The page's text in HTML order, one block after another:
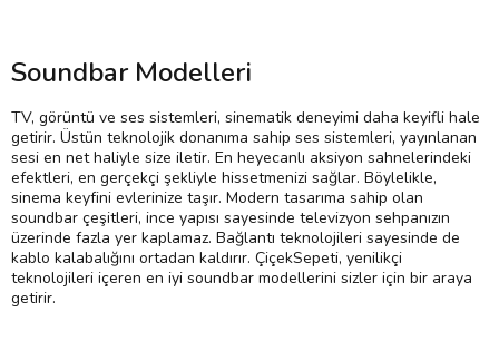
Soundbar Modelleri
TV, görüntü ve ses sistemleri, sinematik deneyimi daha keyifli hale
getirir. Üstün teknolojik donanıma sahip ses sistemleri, yayınlanan
sesi en net haliyle size iletir. En heyecanlı aksiyon sahnelerindeki
efektleri, en gerçekçi şekliyle hissetmenizi sağlar. Böylelikle,
sinema keyfini evlerinize taşır. Modern tasarıma sahip olan
soundbar çeşitleri, ince yapısı sayesinde televizyon sehpanızın
üzerinde fazla yer kaplamaz. Bağlantı teknolojileri sayesinde de
kablo kalabalığını ortadan kaldırır. ÇiçekSepeti, yenilikçi
teknolojileri içeren en iyi soundbar modellerini sizler için bir araya
getirir.